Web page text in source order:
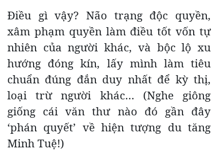
Điều gì vậy? Não trạng độc quyền,
xâm phạm quyền làm điều tốt vốn tự
nhiên của người khác, và bộc lộ xu
hướng đóng kín, lấy mình làm tiêu
chuẩn đúng đắn duy nhất để kỳ thị,
loại trừ người khác… (Nghe giông
giống cái văn thư nào đó gần đây
‘phán quyết’ về hiện tượng du tăng
Minh Tuệ!)